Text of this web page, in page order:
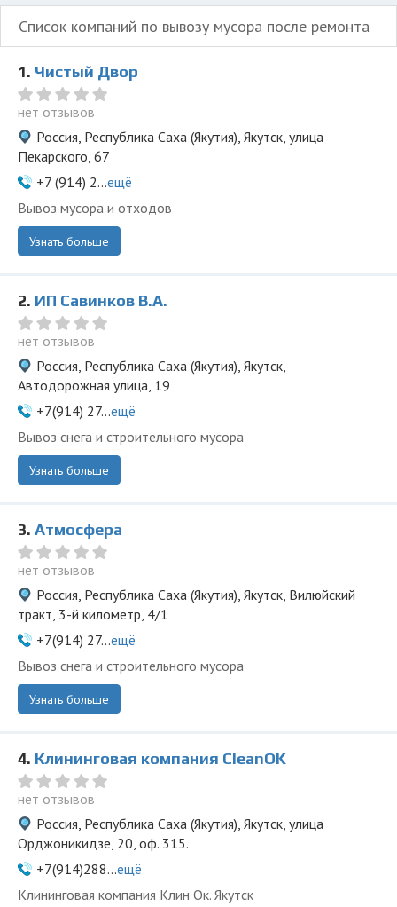
Список компаний по вывозу мусора после ремонта
1. Чистый Двор
нет отзывов
Россия, Республика Саха (Якутия), Якутск, улица
Пекарского, 67
+7 (914) 2...ещё
Вывоз мусора и отходов
Узнать больше
2. ИП Савинков В.А.
нет отзывов
Россия, Республика Саха (Якутия), Якутск,
Автодорожная улица, 19
+7(914) 27...ещё
Вывоз снега и строительного мусора
Узнать больше
3. Атмосфера
нет отзывов
Россия, Республика Саха (Якутия), Якутск, Вилюйский
тракт, 3-й километр, 4/1
+7(914) 27...ещё
Вывоз снега и строительного мусора
Узнать больше
4. Клининговая компания СleanOK
нет отзывов
Россия, Республика Саха (Якутия), Якутск, улица
Орджоникидзе, 20, оф. 315.
+7(914)288...ещё
Клининговая компания Клин Ок. Якутск